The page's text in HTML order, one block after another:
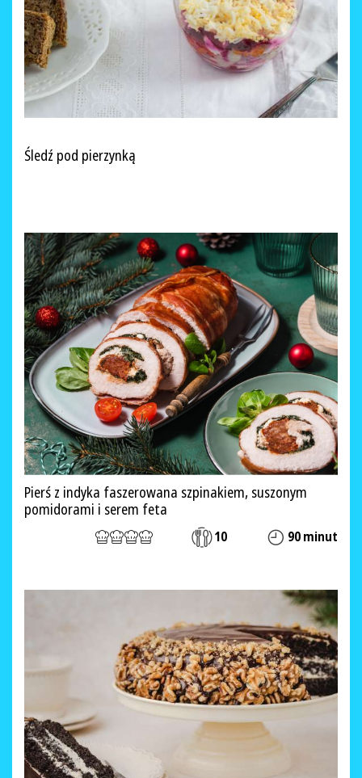
Śledź pod pierzynką
Pierś z indyka faszerowana szpinakiem, suszonym
pomidorami i serem feta
10 90 minut